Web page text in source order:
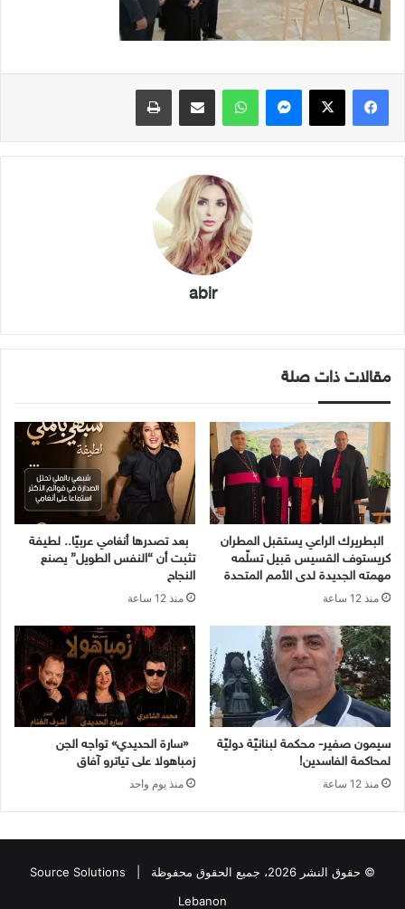
فيسبوك X ماسنجر واتساب مشاركة عبر البريد طباعة
abir
مقالات ذات صلة
البطريرك الراعي يستقبل المطران
كريستوف القسيس قبيل تسلّمه
مهمته الجديدة لدى الأمم المتحدة
منذ 12 ساعة
بعد تصدرها أنغامي عربيًا.. لطيفة
تثبت أن “النفس الطويل” يصنع
النجاح
منذ 12 ساعة
سيمون صفير- محكمة لبنانيّة دوليّة
لمحاكمة الفاسدين!
منذ 12 ساعة
«سارة الحديدي» تواجه الجن
زمباهولا على تياترو آفاق
منذ يوم واحد
© حقوق النشر 2026، جميع الحقوق محفوظة |
Source Solutions
Lebanon